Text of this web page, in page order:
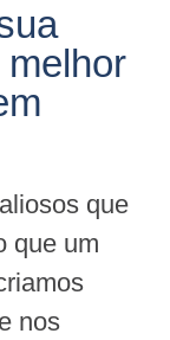
que
que um
nos